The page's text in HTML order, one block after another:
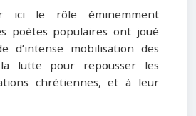
ici le rôle éminemment
poètes populaires ont joué
d’intense mobilisation des
lutte pour repousser les
chrétiennes, et à leur